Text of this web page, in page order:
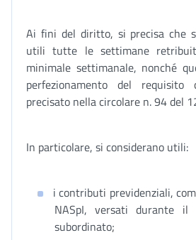
Ai fini del diritto, si precisa che
utili tutte le settimane
minimale settimanale, nonché
perfezionamento del requisito
precisato nella circolare n. 94 del
In particolare, si considerano utili:
i contributi previdenziali,
NASpI, versati durante il
subordinato;